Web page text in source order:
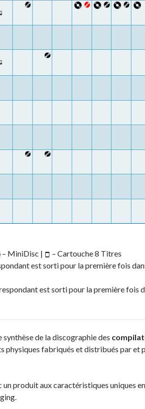
– MiniDisc |
– Cartouche 8 Titres
est sorti pour la première fois
est sorti pour la première fois
de la discographie des
physiques fabriqués et distribués par et
produit aux caractéristiques uniques